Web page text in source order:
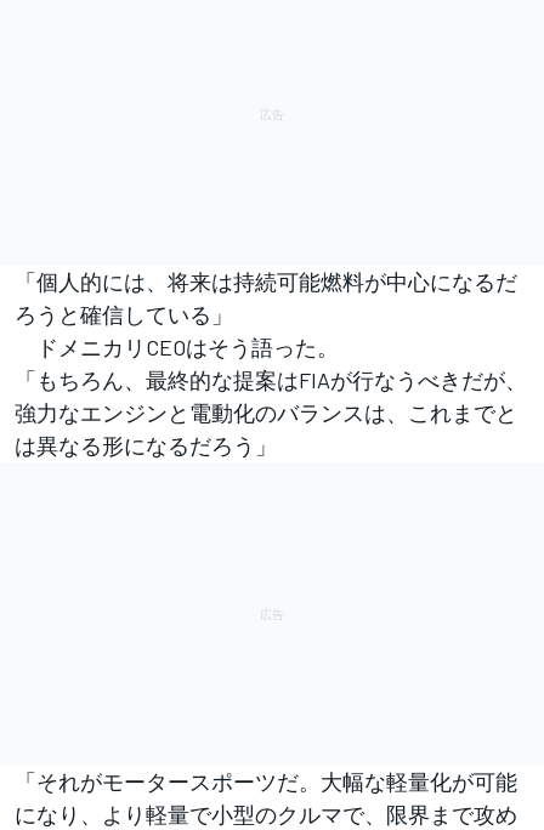
「個人的には、将来は持続可能燃料が中心になるだ
ろうと確信している」
ドメニカリCEOはそう語った。
「もちろん、最終的な提案はFIAが行なうべきだが、
強力なエンジンと電動化のバランスは、これまでと
は異なる形になるだろう」
「それがモータースポーツだ。大幅な軽量化が可能
になり、より軽量で小型のクルマで、限界まで攻め